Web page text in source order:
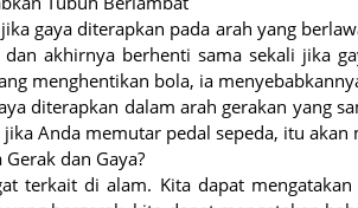
gaya diterapkan pada arah yang
akhirnya berhenti sama sekali jika
menghentikan bola, ia
diterapkan dalam arah gerakan yang
Anda memutar pedal sepeda, itu akan
dan Gaya?
terkait di alam. Kita dapat